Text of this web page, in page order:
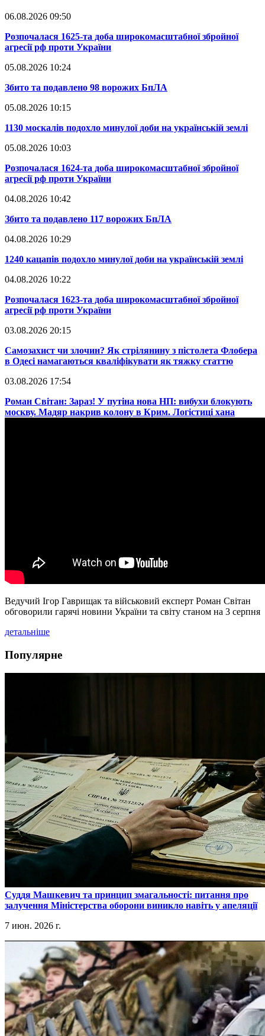
06.08.2026 09:50
​Розпочалася 1625-та доба широкомасштабної збройної
агресії рф проти України
05.08.2026 10:24
​Збито та подавлено 98 ворожих БпЛА
05.08.2026 10:15
​1130 москалів подохло минулої доби на українській землі
05.08.2026 10:03
​Розпочалася 1624-та доба широкомасштабної збройної
агресії рф проти України
04.08.2026 10:42
​Збито та подавлено 117 ворожих БпЛА
04.08.2026 10:29
​1240 кацапів подохло минулої доби на українській землі
04.08.2026 10:22
​Розпочалася 1623-та доба широкомасштабної збройної
агресії рф проти України
03.08.2026 20:15
​Самозахист чи злочин? Як стрілянину з пістолета Флобера
в Одесі намагаються кваліфікувати як тяжку статтю
03.08.2026 17:54
​Роман Світан: Зараз! У путіна нова НП: вибухи блокують
москву. Мадяр накрив колону в Крим. Логістиці хана
Ведучий Ігор Гаврищак та військовий експерт Роман Світан
обговорили гарячі новини України та світу станом на 3 серпня
детальніше
Популярне
​Суддя Машкевич та принцип змагальності: питання про
залучення Міністерства оборони виникло навіть у апеляції
7 июн. 2026 г.